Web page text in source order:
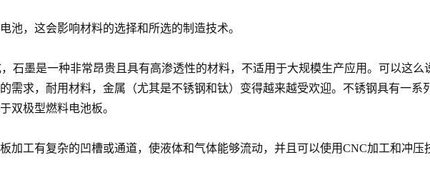
池，这会影响材料的选择和所选的制造技术。
石墨是一种非常昂贵且具有高渗透性的材料，不适用于大规模生产应用。可以这
需求，耐用材料，金属（尤其是不锈钢和钛）变得越来越受欢迎。不锈钢具有一系
双极型燃料电池板。
加工有复杂的凹槽或通道，使液体和气体能够流动，并且可以使用CNC加工和冲